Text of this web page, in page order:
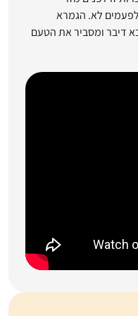
לא. הגמרא
דיבר ומסביר את הטעם